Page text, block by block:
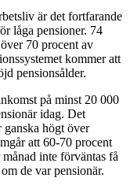
är det fortfarande
låga pensioner. 74
70 procent av
kommer att
pensionsålder.
på minst 20 000
idag. Det
ganska högt över
att 60-70 procent
inte förväntas få
de var pensionär.